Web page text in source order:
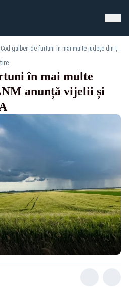
Cod galben de furtuni în mai multe județe din țară. ANM anunță vijelii și grindină - HARTA
în mai multe
anunță vijelii și